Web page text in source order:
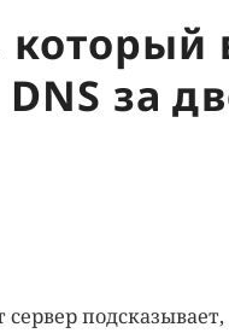
за
сервер подсказывает,